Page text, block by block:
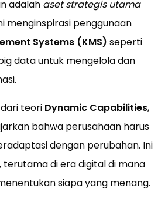
adalah aset strategis utama
menginspirasi penggunaan
Systems (KMS) seperti
data untuk mengelola dan
teori Dynamic Capabilities,
bahwa perusahaan harus
dengan perubahan. Ini
di era digital di mana
siapa yang menang.